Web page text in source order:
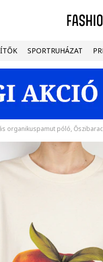
SPORTRUHÁZAT
organikuspamut póló,